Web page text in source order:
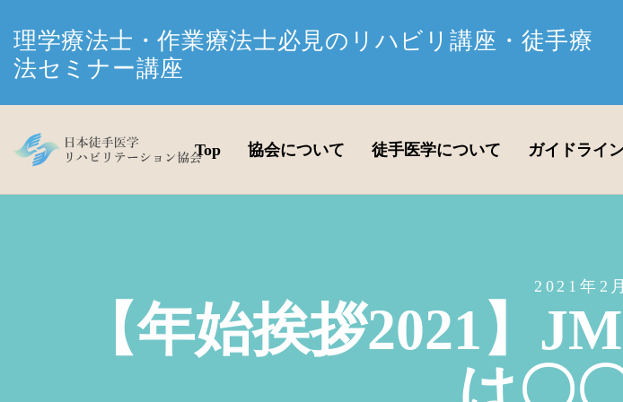
理学療法士・作業療法士必見のリハビリ講座・徒手療
法セミナー講座
Top 協会について 徒手医学について ガイドライ
2021年2
【年始挨拶2021】